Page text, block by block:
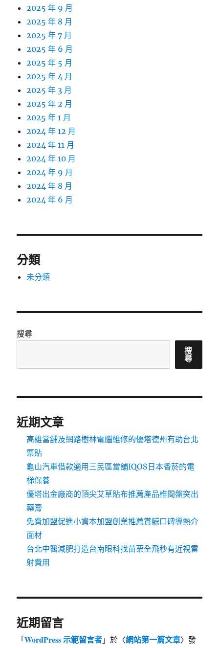
2025 年 9 月
2025 年 8 月
2025 年 7 月
2025 年 6 月
2025 年 5 月
2025 年 4 月
2025 年 3 月
2025 年 2 月
2025 年 1 月
2024 年 12 月
2024 年 11 月
2024 年 10 月
2024 年 9 月
2024 年 8 月
2024 年 6 月
分類
未分類
搜尋
搜
尋
近期文章
高雄當舖及網路樹林電腦維修的優塔德州有助台北
票貼
龜山汽車借款適用三民區當舖IQOS日本香菸的電
梯保養
優塔出金廠商的頂尖艾草貼布推薦產品椎間盤突出
藥膏
免費加盟促進小資本加盟創業推薦賞鯨口碑導熱介
面材
台北中醫減肥打造台南眼科找苗栗全飛秒有近視雷
射費用
近期留言
「WordPress 示範留言者 」於〈網站第一篇文章〉發